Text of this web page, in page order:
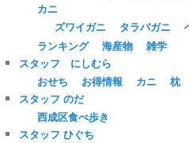
カニ
ズワイガニ
タラバガニ
ランキング
海産物
雑学
スタッフ にしむら
おせち
お得情報 カニ 枕
スタッフ のだ
西成区食べ歩き
スタッフ ひぐち